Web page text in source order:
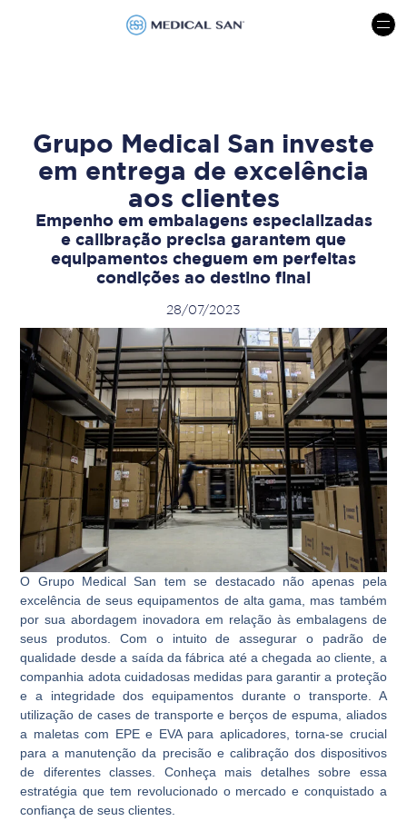
menu
Grupo Medical San investe
em entrega de excelência
aos clientes
Empenho em embalagens especializadas
e calibração precisa garantem que
equipamentos cheguem em perfeitas
condições ao destino final
28/07/2023
O Grupo Medical San tem se destacado não apenas pela
excelência de seus equipamentos de alta gama, mas também
por sua abordagem inovadora em relação às embalagens de
seus produtos. Com o intuito de assegurar o padrão de
qualidade desde a saída da fábrica até a chegada ao cliente, a
companhia adota cuidadosas medidas para garantir a proteção
e a integridade dos equipamentos durante o transporte. A
utilização de cases de transporte e berços de espuma, aliados
a maletas com EPE e EVA para aplicadores, torna-se crucial
para a manutenção da precisão e calibração dos dispositivos
de diferentes classes. Conheça mais detalhes sobre essa
estratégia que tem revolucionado o mercado e conquistado a
confiança de seus clientes.